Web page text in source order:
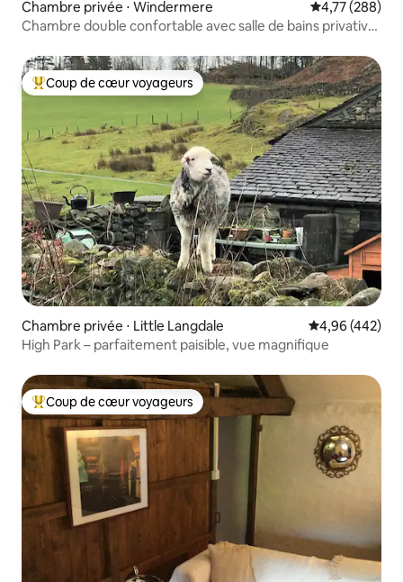
Chambre privée ⋅ Windermere Évaluation
4,77 (288)
Chambre double confortable avec salle de bains privative,
Coups de cœur voyageurs les plus appréciés
Coup de cœur voyageurs
Chambre privée ⋅ Little Langdale Évaluation
4,96 (442)
High Park – parfaitement paisible, vue magnifique
Coups de cœur voyageurs les plus appréciés
Coup de cœur voyageurs